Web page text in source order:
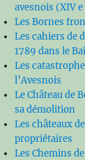
avesnois (XIV
Les Bornes
Les cahiers de
1789 dans le
Les
l’Avesnois
Le Château de
sa démolition
Les châteaux
propriétaires
Les Chemins